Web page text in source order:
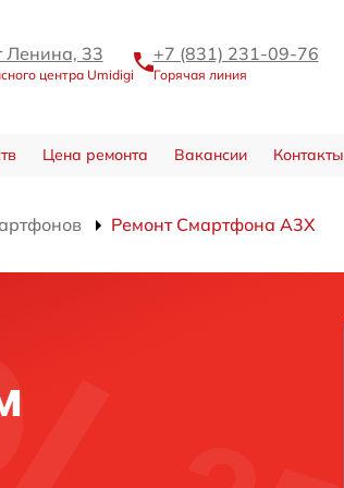
Ленина, 33
центра Umidigi
+7 (831) 231-09-76
Горячая линия
Цена ремонта Вакансии Контакты
Ремонт Смартфона A3X